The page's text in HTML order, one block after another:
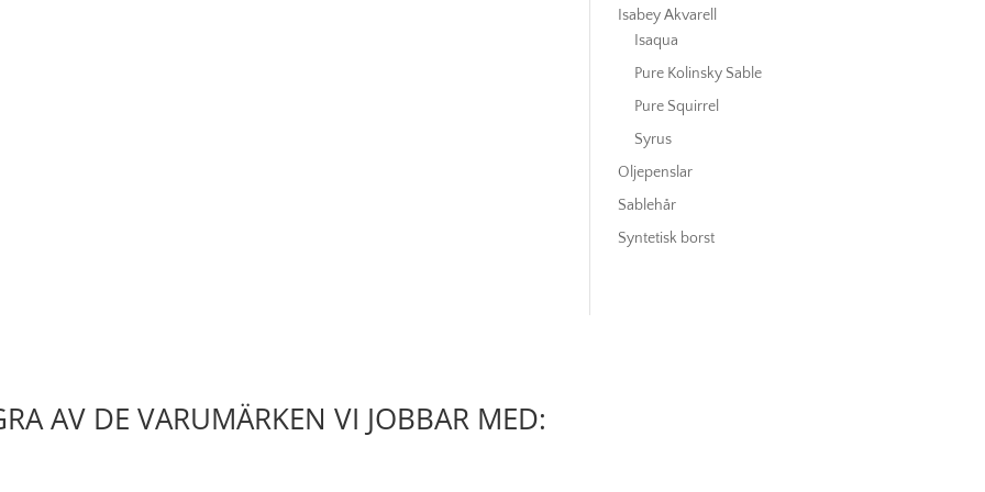
Isabey Akvarell
Isaqua
Pure Kolinsky Sable
Pure Squirrel
Syrus
Oljepenslar
Sablehår
Syntetisk borst
AV DE VARUMÄRKEN VI JOBBAR MED: